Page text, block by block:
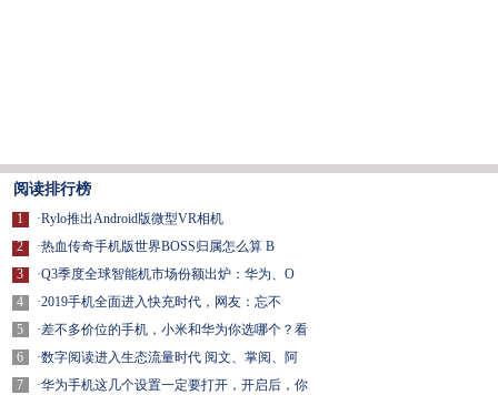
阅读排行榜
1
2
3
4
5
6
7
·Rylo推出Android版微型VR相机
·热血传奇手机版世界BOSS归属怎么算 B
·Q3季度全球智能机市场份额出炉：华为、O
·2019手机全面进入快充时代，网友：忘不
·差不多价位的手机，小米和华为你选哪个？看
·数字阅读进入生态流量时代 阅文、掌阅、阿
·华为手机这几个设置一定要打开，开启后，你